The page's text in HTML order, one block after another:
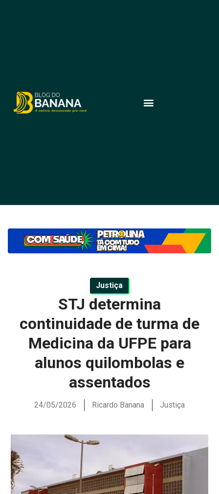
Justiça
STJ determina
continuidade de turma de
Medicina da UFPE para
alunos quilombolas e
assentados
24/05/2026 Ricardo Banana Justiça